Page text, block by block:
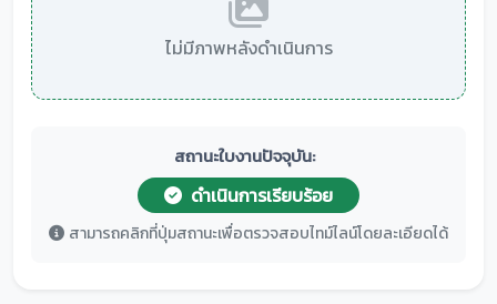
ไม่มีภาพหลังดำเนินการ
สถานะใบงานปัจจุบัน:
ดำเนินการเรียบร้อย
สามารถคลิกที่ปุ่มสถานะเพื่อตรวจสอบไทม์ไลน์โดยละเอียดได้